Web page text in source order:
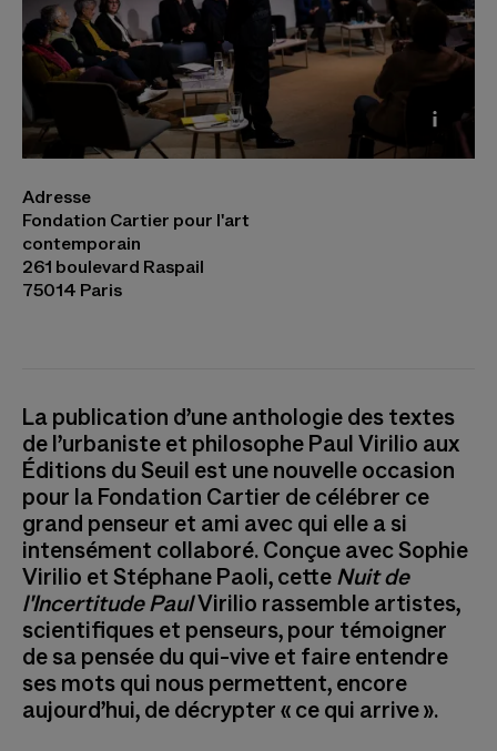
Edouard Caupeil
Adresse
Fondation Cartier pour l'art
contemporain
261 boulevard Raspail
75014 Paris
La publication d’une anthologie des textes
de l’urbaniste et philosophe Paul Virilio aux
Éditions du Seuil est une nouvelle occasion
pour la Fondation Cartier de célébrer ce
grand penseur et ami avec qui elle a si
intensément collaboré. Conçue avec Sophie
Virilio et Stéphane Paoli, cette Nuit de
l'Incertitude PaulVirilio rassemble artistes,
scientifiques et penseurs, pour témoigner
de sa pensée du qui-vive et faire entendre
ses mots qui nous permettent, encore
aujourd’hui, de décrypter « ce qui arrive ».